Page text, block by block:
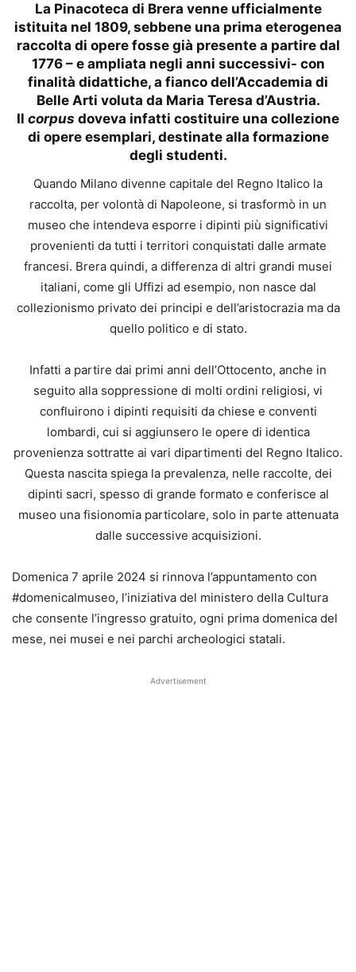
La Pinacoteca di Brera venne ufficialmente
istituita nel 1809, sebbene una prima eterogenea
raccolta di opere fosse già presente a partire dal
1776 – e ampliata negli anni successivi- con
finalità didattiche, a fianco dell’Accademia di
Belle Arti voluta da Maria Teresa d’Austria.
Il corpus doveva infatti costituire una collezione
di opere esemplari, destinate alla formazione
degli studenti.
Quando Milano divenne capitale del Regno Italico la
raccolta, per volontà di Napoleone, si trasformò in un
museo che intendeva esporre i dipinti più significativi
provenienti da tutti i territori conquistati dalle armate
francesi. Brera quindi, a differenza di altri grandi musei
italiani, come gli Uffizi ad esempio, non nasce dal
collezionismo privato dei principi e dell’aristocrazia ma da
quello politico e di stato.
Infatti a partire dai primi anni dell’Ottocento, anche in
seguito alla soppressione di molti ordini religiosi, vi
confluirono i dipinti requisiti da chiese e conventi
lombardi, cui si aggiunsero le opere di identica
provenienza sottratte ai vari dipartimenti del Regno Italico.
Questa nascita spiega la prevalenza, nelle raccolte, dei
dipinti sacri, spesso di grande formato e conferisce al
museo una fisionomia particolare, solo in parte attenuata
dalle successive acquisizioni.
Domenica 7 aprile 2024 si rinnova l’appuntamento con
#domenicalmuseo, l’iniziativa del ministero della Cultura
che consente l’ingresso gratuito, ogni prima domenica del
mese, nei musei e nei parchi archeologici statali.
Advertisement